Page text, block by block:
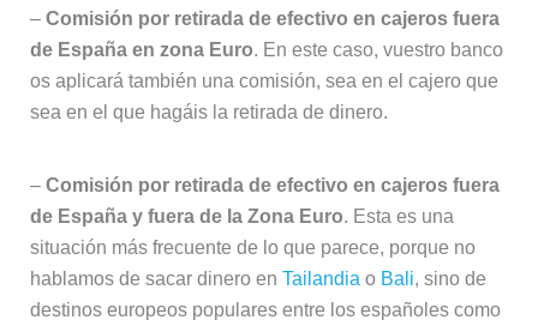
– Comisión por retirada de efectivo en cajeros fuera
de España en zona Euro. En este caso, vuestro banco
os aplicará también una comisión, sea en el cajero que
sea en el que hagáis la retirada de dinero.
– Comisión por retirada de efectivo en cajeros fuera
de España y fuera de la Zona Euro. Esta es una
situación más frecuente de lo que parece, porque no
hablamos de sacar dinero en Tailandiao Bali, sino de
destinos europeos populares entre los españoles como